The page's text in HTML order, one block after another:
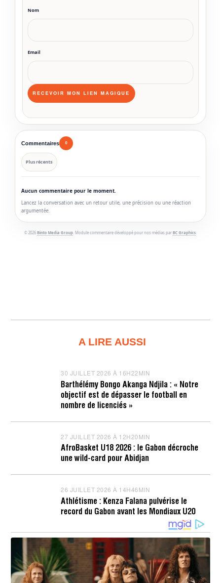
Nom
Email
Commentaires 0
Plus récents
Aucun commentaire pour le moment.
Lancez la conversation avec un retour utile, une précision ou une réaction
argumentée.
© 2026 Binto Media Group. Module commentaire développé pour nos médias par BC Graphics.
A LIRE AUSSI
30 JUILLET 2026 À 16H22MIN
0
J
U
L
2
0
À
H
2
3
I
N
Barthélémy Bongo Akanga Ndjila : « Notre
objectif est de dépasser le football en
nombre de licenciés »
27 JUILLET 2026 À 12H20MIN
7
J
L
T
2
0
6
À
H
2
2
AfroBasket U18 2026 : le Gabon décroche
une wild-card pour Abidjan
26 JUILLET 2026 À 14H46MIN
6
J
U
L
2
0
2
Athlétisme : Kenza Falana pulvérise le
record du Gabon avant les Mondiaux U20